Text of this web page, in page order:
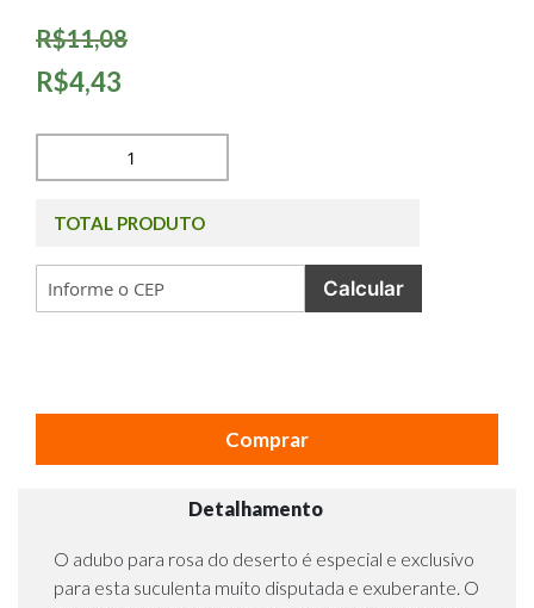
R$11,08
R$4,43
TOTAL PRODUTO
Calcular
Comprar
Detalhamento
O adubo para rosa do deserto é especial e exclusivo
para esta suculenta muito disputada e exuberante. O